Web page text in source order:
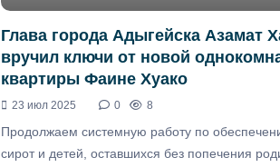
Глава города Адыгейска Азамат
вручил ключи от новой
квартиры Фаине Хуако
23 июл 2025 0 8
Продолжаем системную работу по
сирот и детей, оставшихся без попечения